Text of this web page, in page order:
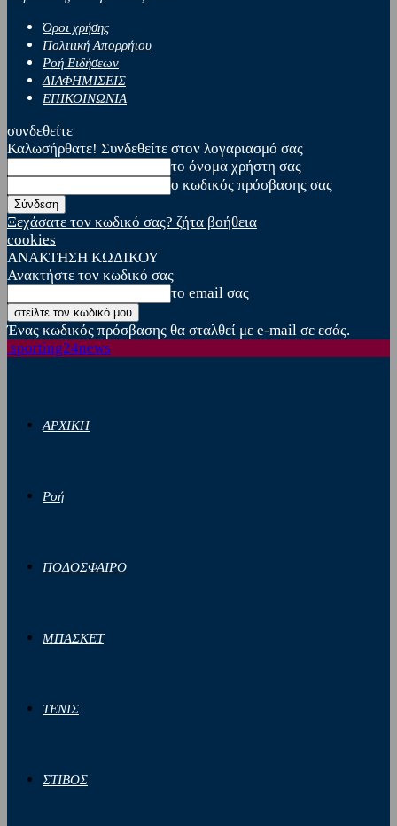
Όροι χρήσης
Πολιτική Απορρήτου
Ροή Ειδήσεων
ΔΙΑΦΗΜΙΣΕΙΣ
ΕΠΙΚΟΙΝΩΝΙΑ
συνδεθείτε
Καλωσήρθατε! Συνδεθείτε στον λογαριασμό σας
το όνομα χρήστη σας
ο κωδικός πρόσβασης σας
Ξεχάσατε τον κωδικό σας? ζήτα βοήθεια
cookies
ΑΝΑΚΤΗΣΗ ΚΩΔΙΚΟΥ
Ανακτήστε τον κωδικό σας
το email σας
Ένας κωδικός πρόσβασης θα σταλθεί με e-mail σε εσάς.
sporting24news
ΑΡΧΙΚΗ
Ροή
ΠΟΔΟΣΦΑΙΡΟ
ΜΠΑΣΚΕΤ
ΤΕΝΙΣ
ΣΤΙΒΟΣ